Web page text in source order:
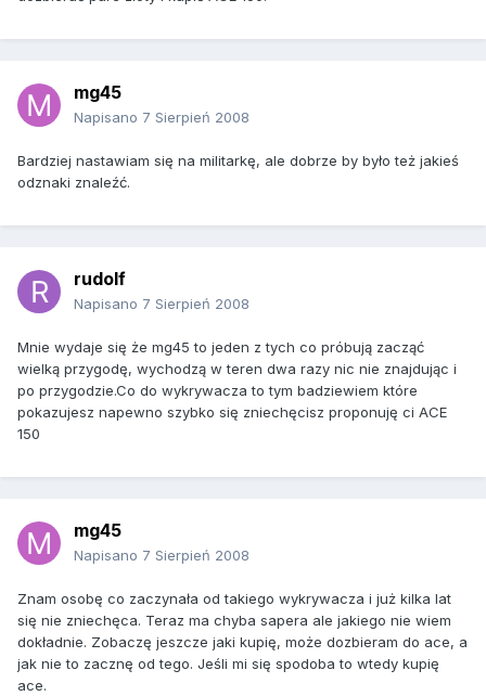
mg45
Napisano 7 Sierpień 2008
Bardziej nastawiam się na militarkę, ale dobrze by było też jakieś
odznaki znaleźć.
rudolf
Napisano 7 Sierpień 2008
Mnie wydaje się że mg45 to jeden z tych co próbują zacząć
wielką przygodę, wychodzą w teren dwa razy nic nie znajdując i
po przygodzie.Co do wykrywacza to tym badziewiem które
pokazujesz napewno szybko się zniechęcisz proponuję ci ACE
150
mg45
Napisano 7 Sierpień 2008
Znam osobę co zaczynała od takiego wykrywacza i już kilka lat
się nie zniechęca. Teraz ma chyba sapera ale jakiego nie wiem
dokładnie. Zobaczę jeszcze jaki kupię, może dozbieram do ace, a
jak nie to zacznę od tego. Jeśli mi się spodoba to wtedy kupię
ace.